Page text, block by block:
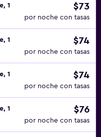
1
$73
por noche con tasas
1
$74
por noche con tasas
1
$74
por noche con tasas
1
$76
por noche con tasas